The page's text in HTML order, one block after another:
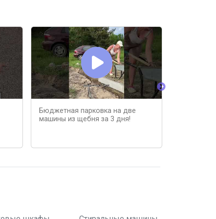
Бюджетная парковка на две
машины из щебня за 3 дня!